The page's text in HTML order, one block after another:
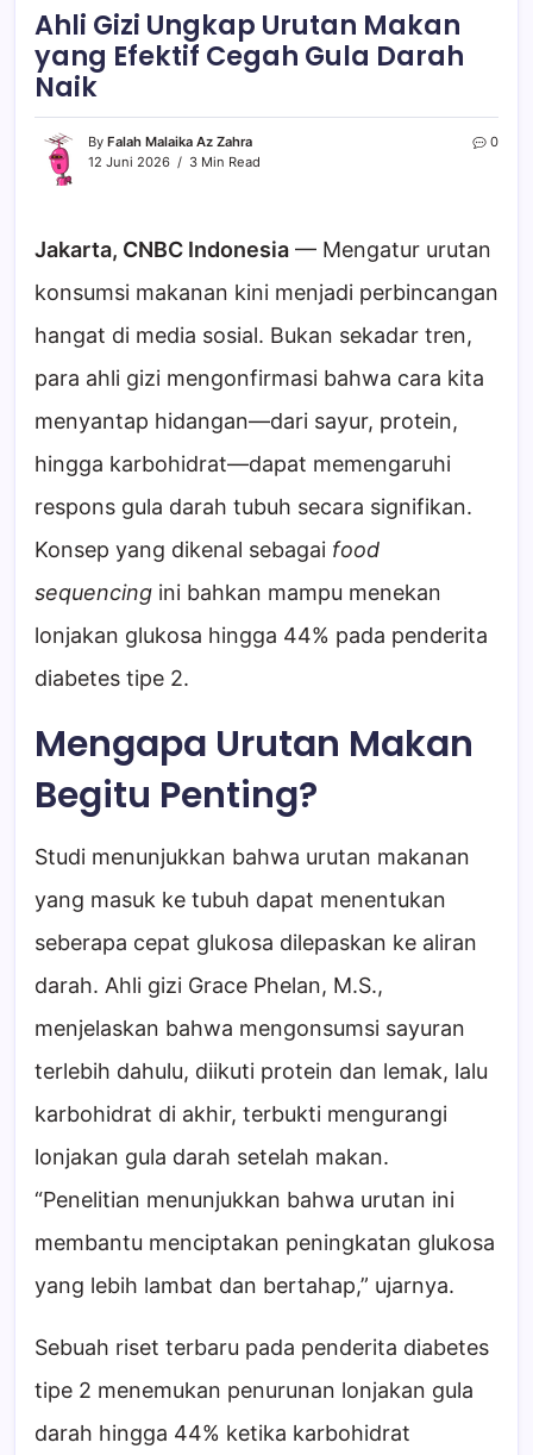
Ahli Gizi Ungkap Urutan Makan
yang Efektif Cegah Gula Darah
Naik
By Falah Malaika Az Zahra
12 Juni 2026
3 Min Read
0
Jakarta, CNBC Indonesia — Mengatur urutan
konsumsi makanan kini menjadi perbincangan
hangat di media sosial. Bukan sekadar tren,
para ahli gizi mengonfirmasi bahwa cara kita
menyantap hidangan—dari sayur, protein,
hingga karbohidrat—dapat memengaruhi
respons gula darah tubuh secara signifikan.
Konsep yang dikenal sebagai food
sequencing ini bahkan mampu menekan
lonjakan glukosa hingga 44% pada penderita
diabetes tipe 2.
Mengapa Urutan Makan
Begitu Penting?
Studi menunjukkan bahwa urutan makanan
yang masuk ke tubuh dapat menentukan
seberapa cepat glukosa dilepaskan ke aliran
darah. Ahli gizi Grace Phelan, M.S.,
menjelaskan bahwa mengonsumsi sayuran
terlebih dahulu, diikuti protein dan lemak, lalu
karbohidrat di akhir, terbukti mengurangi
lonjakan gula darah setelah makan.
“Penelitian menunjukkan bahwa urutan ini
membantu menciptakan peningkatan glukosa
yang lebih lambat dan bertahap,” ujarnya.
Sebuah riset terbaru pada penderita diabetes
tipe 2 menemukan penurunan lonjakan gula
darah hingga 44% ketika karbohidrat